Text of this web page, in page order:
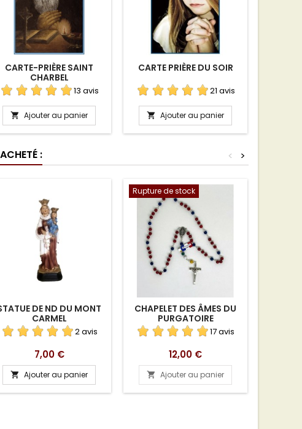
CARTE-PRIÈRE SAINT
CHARBEL
13 avis
 Ajouter au panier
CARTE PRIÈRE DU SOIR
21 avis
 Ajouter au panier
: >
<
DE ND DU MONT
CARMEL
2 avis
Prix
7,00 €
 Ajouter au panier
Rupture de stock
CHAPELET DES ÂMES DU
PURGATOIRE
17 avis
Prix
12,00 €
 Ajouter au panier